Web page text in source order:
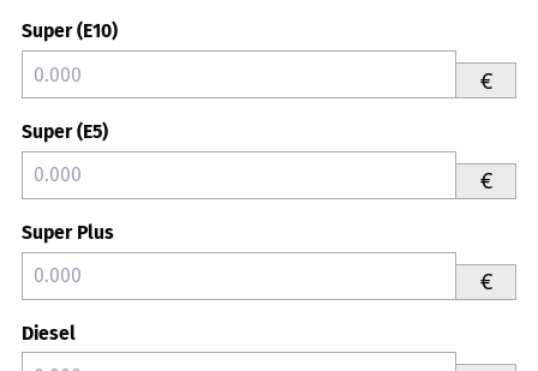
Super (E10)
€
Super (E5)
€
Super Plus
€
Diesel